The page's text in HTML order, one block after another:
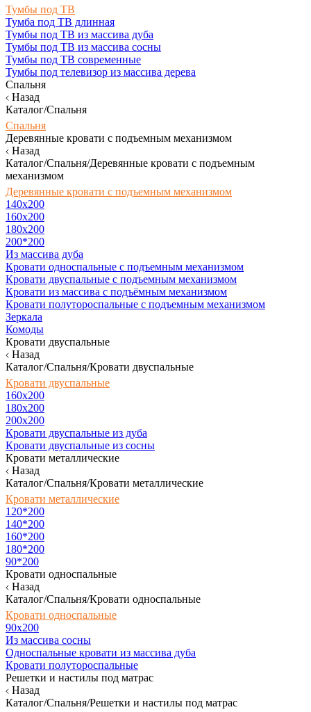
Тумбы под ТВ
Тумба под ТВ длинная
Тумбы под ТВ из массива дуба
Тумбы под ТВ из массива сосны
Тумбы под ТВ современные
Тумбы под телевизор из массива дерева
Спальня
Назад
Каталог/Спальня
Спальня
Деревянные кровати с подъемным механизмом
Назад
Каталог/Спальня/Деревянные кровати с подъемным
механизмом
Деревянные кровати с подъемным механизмом
140x200
160х200
180х200
200*200
Из массива дуба
Кровати односпальные с подъемным механизмом
Кровати двуспальные с подъемным механизмом
Кровати из массива с подъёмным механизмом
Кровати полутороспальные с подъемным механизмом
Зеркала
Комоды
Кровати двуспальные
Назад
Каталог/Спальня/Кровати двуспальные
Кровати двуспальные
160х200
180x200
200x200
Кровати двуспальные из дуба
Кровати двуспальные из сосны
Кровати металлические
Назад
Каталог/Спальня/Кровати металлические
Кровати металлические
120*200
140*200
160*200
180*200
90*200
Кровати односпальные
Назад
Каталог/Спальня/Кровати односпальные
Кровати односпальные
90х200
Из массива сосны
Односпальные кровати из массива дуба
Кровати полутороспальные
Решетки и настилы под матрас
Назад
Каталог/Спальня/Решетки и настилы под матрас